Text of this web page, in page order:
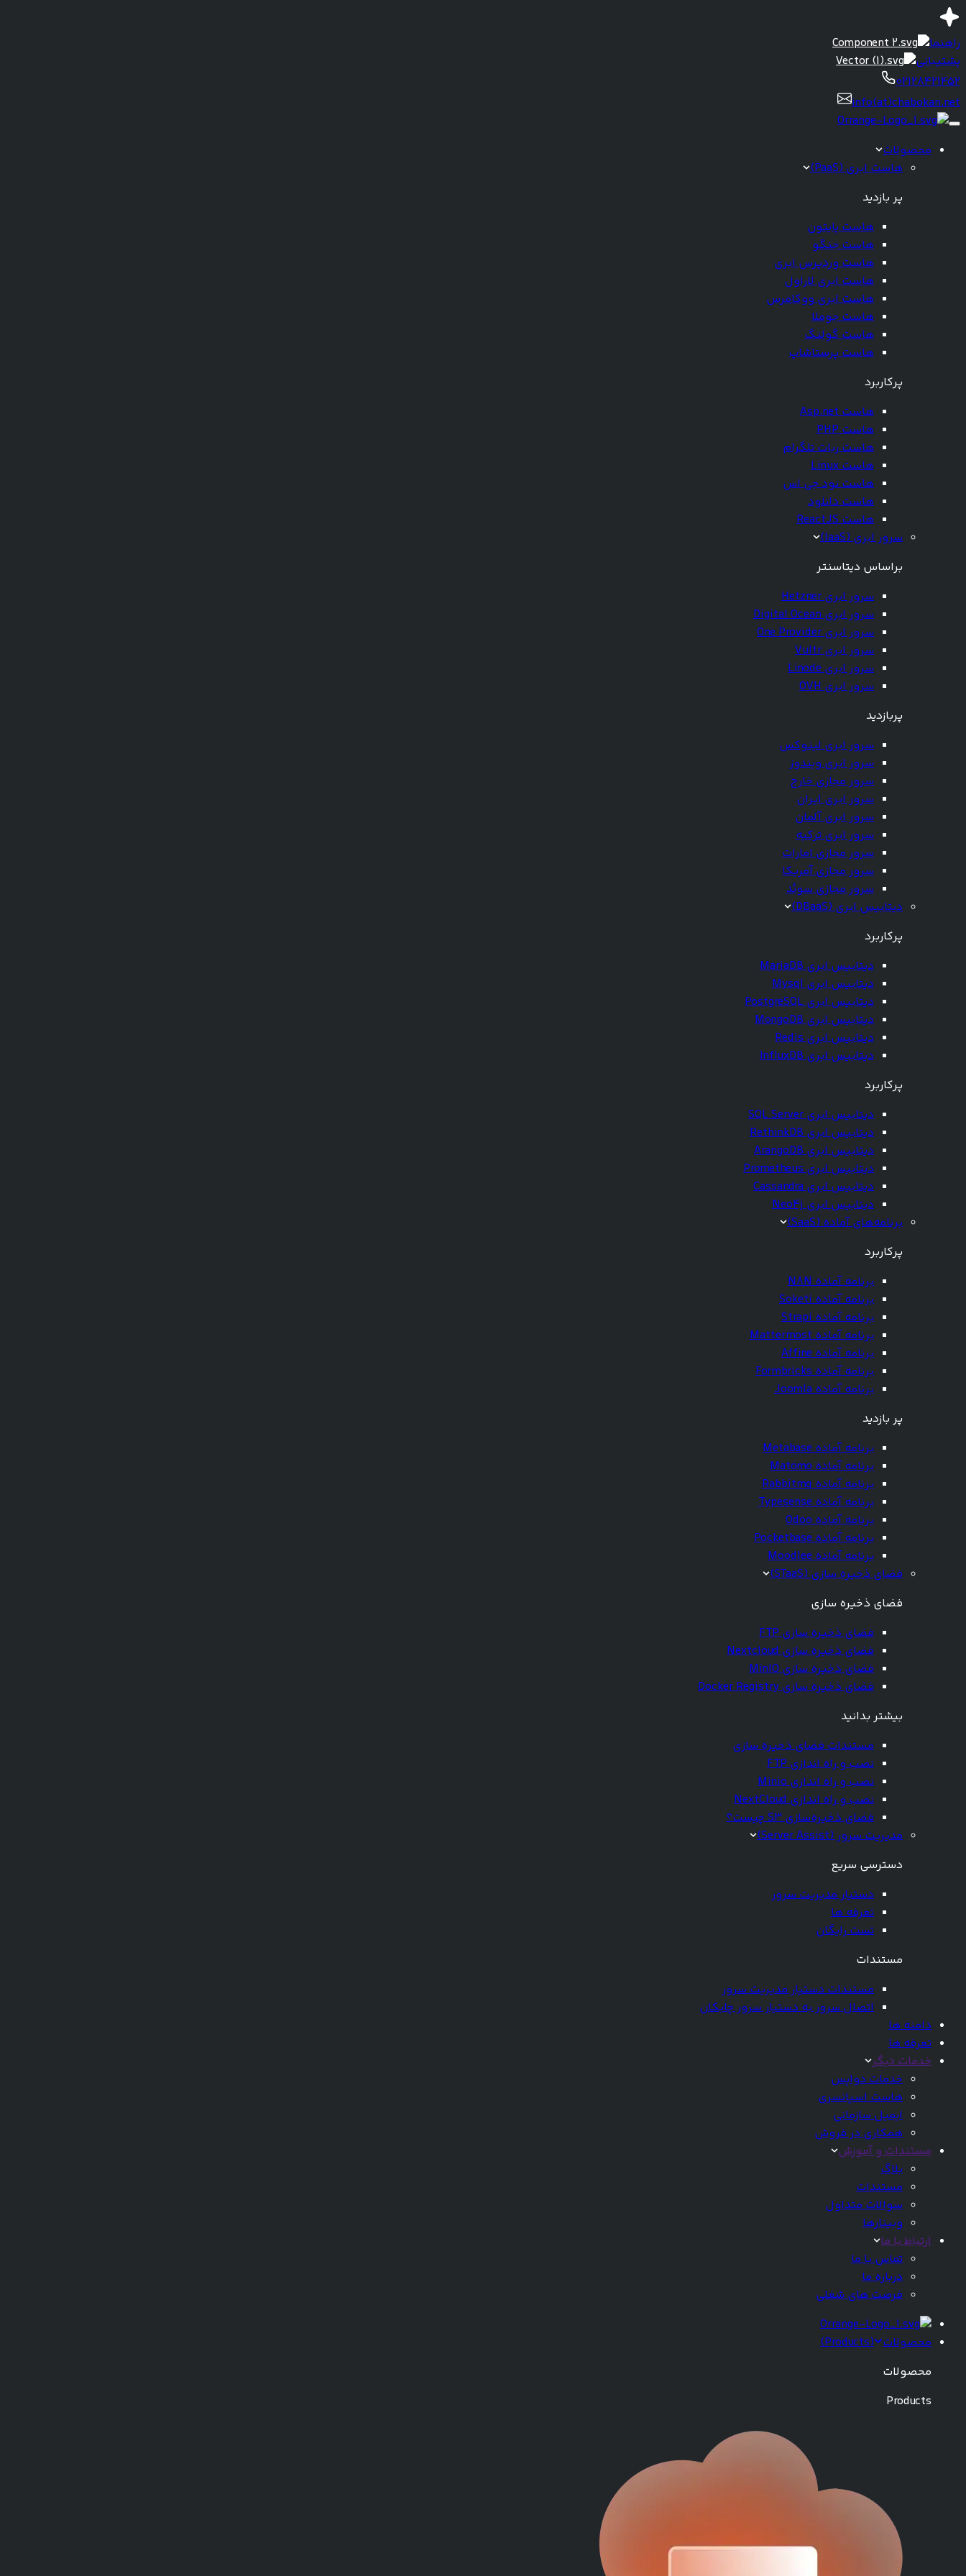
راهنما
پشتیبانی
02128421452
info(at)chabokan.net
محصولات
هاست ابری (PaaS)
پر بازدید
هاست پایتون
هاست جنگو
هاست وردپرس ابری
هاست ابری لاراول
هاست ابری ووکامرس
هاست جوملا
هاست گولنگ
هاست پرستاشاپ
پرکاربرد
هاست Asp.net
هاست PHP
هاست ربات تلگرام
هاست Linux
هاست نود جی اس
هاست دانلود
هاست ReactJS
سرور ابری (IaaS)
براساس دیتاسنتر
سرور ابری Hetzner
سرور ابری Digital Ocean
سرور ابری One Provider
سرور ابری Vultr
سرور ابری Linode
سرور ابری OVH
پربازدید
سرور ابری لینوکس
سرور ابری ویندوز
سرور مجازی خارج
سرور ابری ایران
سرور ابری آلمان
سرور ابری ترکیه
سرور مجازی امارات
سرور مجازی آمریکا
سرور مجازی سوئد
دیتابیس ابری (DBaaS)
پرکاربرد
دیتابیس ابری MariaDB
دیتابیس ابری Mysql
دیتابیس ابری PostgreSQL
دیتابیس ابری MongoDB
دیتابیس ابری Redis
دیتابیس ابری InfluxDB
پرکاربرد
دیتابیس ابری SQL Server
دیتابیس ابری RethinkDB
دیتابیس ابری ArangoDB
دیتابیس ابری Prometheus
دیتابیس ابری Cassandra
دیتابیس ابری Neo4j
برنامه‌های آماده (SaaS)
پرکاربرد
برنامه آماده N8N
برنامه آماده Soketi
برنامه آماده Strapi
برنامه آماده Mattermost
برنامه آماده Affine
برنامه آماده Formbricks
برنامه آماده Joomla
پر بازدید
برنامه آماده Metabase
برنامه آماده Matomo
برنامه آماده Rabbitmq
برنامه آماده Typesense
برنامه آماده Odoo
برنامه آماده Pocketbase
برنامه آماده Moodlee
فضای ذخیره سازی (STaaS)
فضای ذخیره سازی
فضای ذخیره سازی FTP
فضای ذخیره سازی Nextcloud
فضای ذخیره سازی MinIO
فضای ذخیره سازی Docker Registry
بیشتر بدانید
مستندات فضای ذخیره سازی
نصب و راه اندازی FTP
نصب و راه اندازی Minio
نصب و راه اندازی NextCloud
فضای ذخیره‌سازی S3 چیست؟
مدیریت سرور (Server Assist)
دسترسی سریع
دستیار مدیریت سرور
تعرفه ها
تست رایگان
مستندات
مستندات دستیار مدیریت سرور
اتصال سرور به دستیار سرور چابکان
دامنه ها
تعرفه ها
خدمات دیگر
خدمات دواپس
هاست اسپانسری
ایمیل سازمانی
همکاری در فروش
مستندات و آموزش
بلاگ
مستندات
سوالات متداول
وبینارها
ارتباط با ما
تماس با ما
درباره ما
فرصت های شغلی
محصولات (
Products
)
محصولات
Products